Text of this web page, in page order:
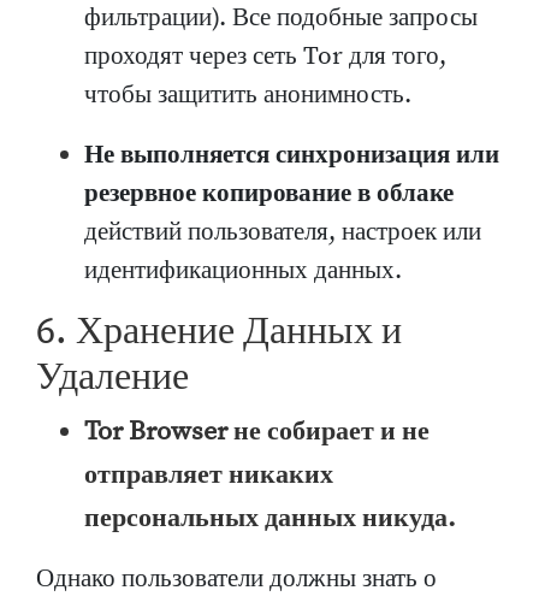
фильтрации). Все подобные запросы
проходят через сеть Tor для того,
чтобы защитить анонимность.
Не выполняется синхронизация или
резервное копирование в облаке
действий пользователя, настроек или
идентификационных данных.
6. Хранение Данных и
Удаление
Tor Browser не собирает и не
отправляет никаких
персональных данных никуда.
Однако пользователи должны знать о